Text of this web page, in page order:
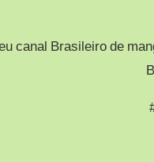
canal Brasileiro de